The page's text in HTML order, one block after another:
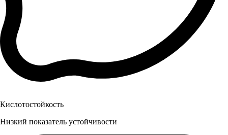
Кислотостойкость
Низкий показатель устойчивости